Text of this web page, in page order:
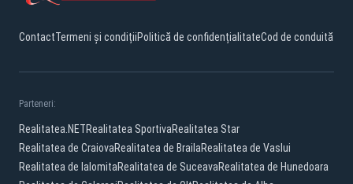
ContactTermeni și condițiiPolitică de confidențialitateCod de conduită
Parteneri:
Realitatea.NETRealitatea SportivaRealitatea Star
Realitatea de CraiovaRealitatea de BrailaRealitatea de Vaslui
Realitatea de IalomitaRealitatea de SuceavaRealitatea de Hunedoara